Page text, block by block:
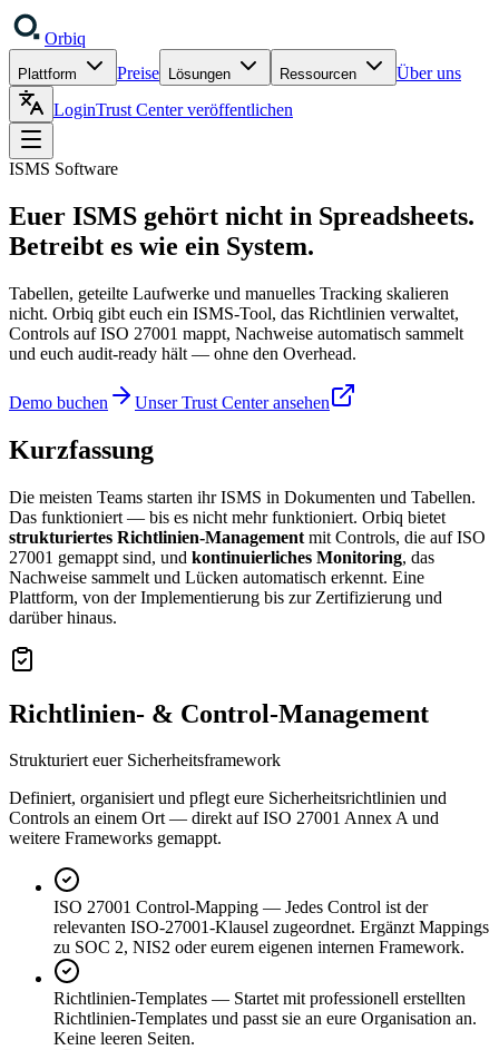
Orbiq
Plattform Preise Lösungen Ressourcen
Über uns
LoginTrust Center veröffentlichen
ISMS Software
Euer ISMS gehört nicht in Spreadsheets.
Betreibt es wie ein System.
Tabellen, geteilte Laufwerke und manuelles Tracking skalieren
nicht. Orbiq gibt euch ein ISMS-Tool, das Richtlinien verwaltet,
Controls auf ISO 27001 mappt, Nachweise automatisch sammelt
und euch audit-ready hält — ohne den Overhead.
Demo buchen Unser Trust Center ansehen
Kurzfassung
Die meisten Teams starten ihr ISMS in Dokumenten und Tabellen.
Das funktioniert — bis es nicht mehr funktioniert. Orbiq bietet
strukturiertes Richtlinien-Management mit Controls, die auf ISO
27001 gemappt sind, und kontinuierliches Monitoring, das
Nachweise sammelt und Lücken automatisch erkennt. Eine
Plattform, von der Implementierung bis zur Zertifizierung und
darüber hinaus.
Richtlinien- & Control-Management
Strukturiert euer Sicherheitsframework
Definiert, organisiert und pflegt eure Sicherheitsrichtlinien und
Controls an einem Ort — direkt auf ISO 27001 Annex A und
weitere Frameworks gemappt.
ISO 27001 Control-Mapping — Jedes Control ist der
relevanten ISO-27001-Klausel zugeordnet. Ergänzt Mappings
zu SOC 2, NIS2 oder eurem eigenen internen Framework.
Richtlinien-Templates — Startet mit professionell erstellten
Richtlinien-Templates und passt sie an eure Organisation an.
Keine leeren Seiten.